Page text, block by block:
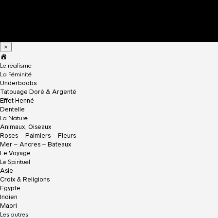
×
c
c
u
e
i
l
Le réalisme
La Féminité
Underboobs
Tatouage Doré & Argenté
Effet Henné
Dentelle
La Nature
Animaux, Oiseaux
Roses – Palmiers – Fleurs
Mer – Ancres – Bateaux
Le Voyage
Le Spirituel
Asie
Croix & Religions
Egypte
Indien
Maori
Les autres